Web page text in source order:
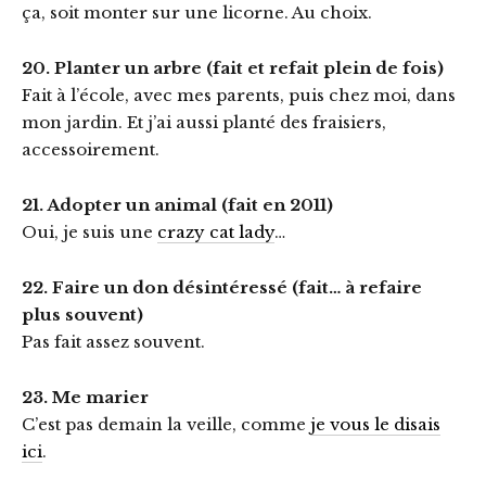
ça, soit monter sur une licorne. Au choix.
20. Planter un arbre (fait et refait plein de fois)
Fait à l’école, avec mes parents, puis chez moi, dans
mon jardin. Et j’ai aussi planté des fraisiers,
accessoirement.
21. Adopter un animal (fait en 2011)
Oui, je suis une crazy cat lady…
22. Faire un don désintéressé (fait… à refaire
plus souvent)
Pas fait assez souvent.
23. Me marier
C’est pas demain la veille, comme je vous le disais
ici.